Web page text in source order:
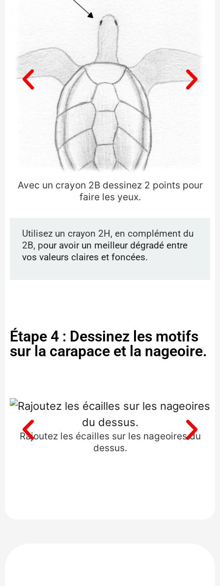
Avec un crayon 2B dessinez 2 points pour
faire les yeux.
Utilisez un crayon 2H, en complément du
2B, pour avoir un meilleur dégradé entre
vos valeurs claires et foncées.
Étape 4 : Dessinez les motifs
sur la carapace et la nageoire.
Rajoutez les écailles sur les nageoires du
dessus.